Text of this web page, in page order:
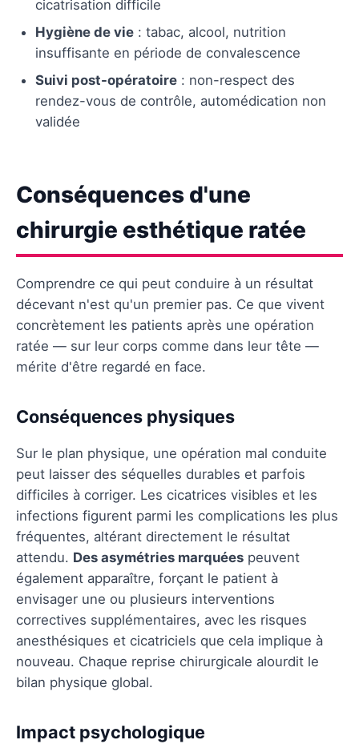
cicatrisation difficile
Hygiène de vie : tabac, alcool, nutrition
insuffisante en période de convalescence
Suivi post-opératoire : non-respect des
rendez-vous de contrôle, automédication non
validée
Conséquences d'une
chirurgie esthétique ratée
Comprendre ce qui peut conduire à un résultat
décevant n'est qu'un premier pas. Ce que vivent
concrètement les patients après une opération
ratée — sur leur corps comme dans leur tête —
mérite d'être regardé en face.
Conséquences physiques
Sur le plan physique, une opération mal conduite
peut laisser des séquelles durables et parfois
difficiles à corriger. Les cicatrices visibles et les
infections figurent parmi les complications les plus
fréquentes, altérant directement le résultat
attendu. Des asymétries marquées peuvent
également apparaître, forçant le patient à
envisager une ou plusieurs interventions
correctives supplémentaires, avec les risques
anesthésiques et cicatriciels que cela implique à
nouveau. Chaque reprise chirurgicale alourdit le
bilan physique global.
Impact psychologique